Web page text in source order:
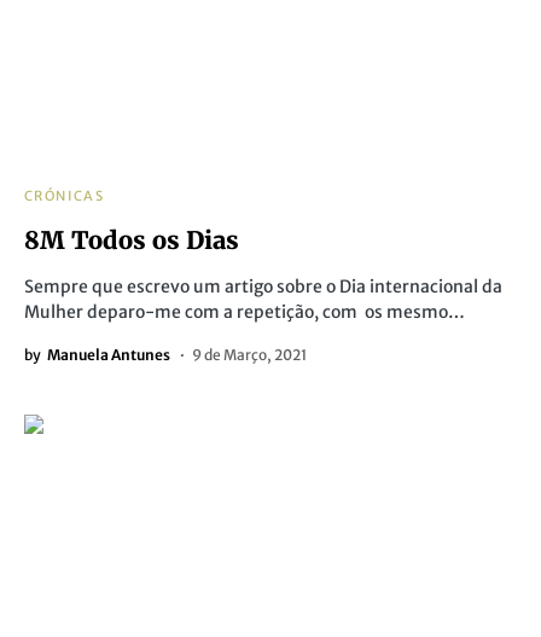
CRÓNICAS
8M Todos os Dias
Sempre que escrevo um artigo sobre o Dia internacional da
Mulher deparo-me com a repetição, com os mesmo…
by Manuela Antunes 9 de Março, 2021